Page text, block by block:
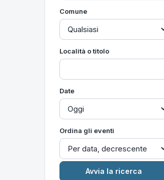
Comune
Località o titolo
Date
Ordina gli eventi